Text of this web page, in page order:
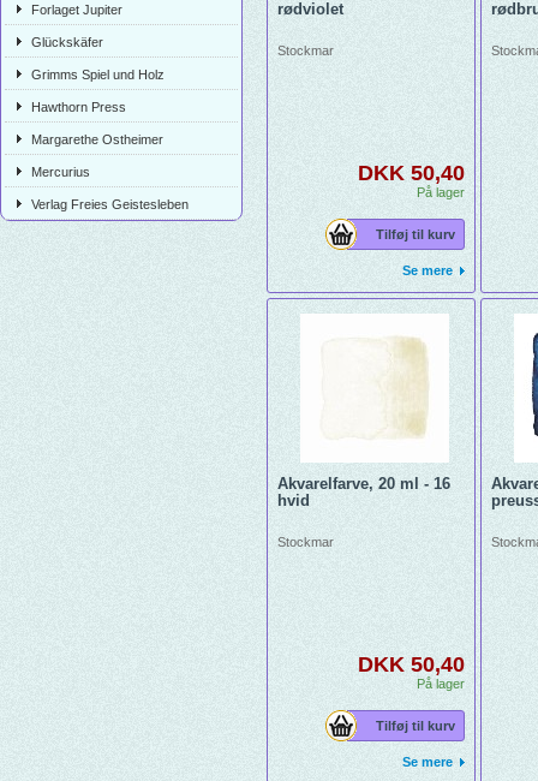
Forlaget Jupiter
Glückskäfer
Grimms Spiel und Holz
Hawthorn Press
Margarethe Ostheimer
Mercurius
Verlag Freies Geistesleben
rødviolet
Stockmar
DKK 50,40
På lager
Tilføj til kurv
Se mere
Akvarelfarve, 20 ml - 16
hvid
Stockmar
DKK 50,40
På lager
Tilføj til kurv
Se mere